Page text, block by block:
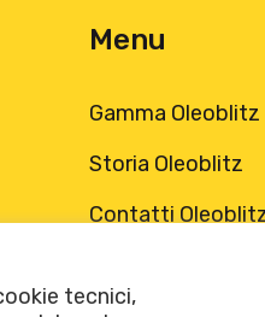
Menu
Gamma Oleoblitz
Storia Oleoblitz
Contatti
tecnici,